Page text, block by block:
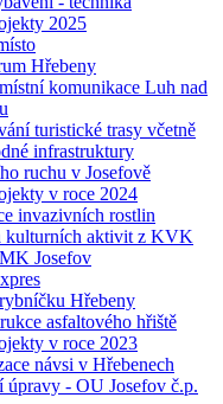
2025
Hřebeny
komunikace Luh nad
turistické trasy včetně
infrastruktury
ruchu v Josefově
v roce 2024
invazivních rostlin
kulturních aktivit z KVK
Josefov
Hřebeny
asfaltového hřiště
v roce 2023
návsi v Hřebenech
úpravy - OU Josefov č.p.